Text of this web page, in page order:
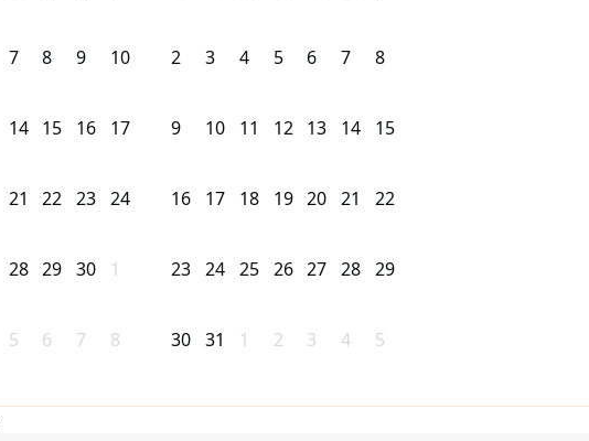
7 8 9 10
14 15 16 17
21 22 23 24
28 29 30 1
5 6 7 8
2 3 4 5 6 7 8
9 10 11 12 13 14 15
16 17 18 19 20 21 22
23 24 25 26 27 28 29
30 31 1 2 3 4 5